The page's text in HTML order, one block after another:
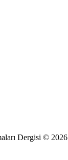
Dergisi © 2026